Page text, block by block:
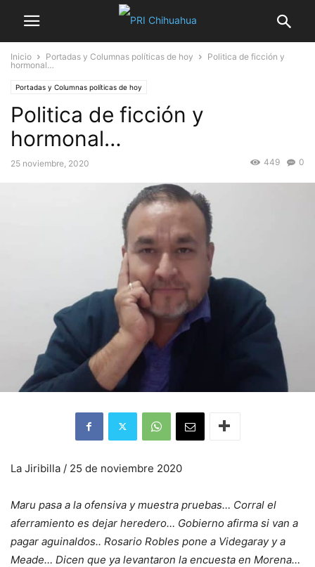
Inicio Portadas y Columnas políticas de hoy
Politica de ficción y
hormonal…
Portadas y Columnas políticas de hoy
Politica de ficción y
hormonal…
25 noviembre, 2020 0
449
La Jiribilla / 25 de noviembre 2020
Maru pasa a la ofensiva y muestra pruebas… Corral el
aferramiento es dejar heredero… Gobierno afirma si van a
pagar aguinaldos.. Rosario Robles pone a Videgaray y a
Meade… Dicen que ya levantaron la encuesta en Morena…